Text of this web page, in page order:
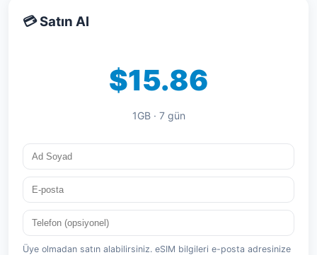
💳 Satın Al
$15.86
1GB · 7 gün
Üye olmadan satın alabilirsiniz. eSIM bilgileri e-posta adresinize